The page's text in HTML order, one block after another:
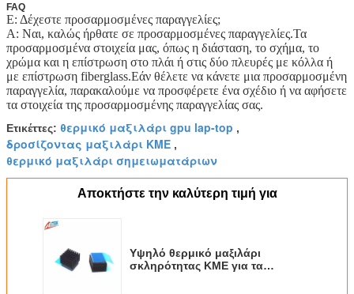
FAQ
Ε: Δέχεστε προσαρμοσμένες παραγγελίες;
Α: Ναι, καλώς ήρθατε σε προσαρμοσμένες παραγγελίες.Τα
προσαρμοσμένα στοιχεία μας, όπως η διάσταση, το σχήμα, το
χρώμα και η επίστρωση στο πλάι ή στις δύο πλευρές με κόλλα ή
με επίστρωση fiberglass.Εάν θέλετε να κάνετε μια προσαρμοσμένη
παραγγελία, παρακαλούμε να προσφέρετε ένα σχέδιο ή να αφήσετε
τα στοιχεία της προσαρμοσμένης παραγγελίας σας.
Ετικέττες: θερμικό μαξιλάρι gpu lap-top ,
δροσίζοντας μαξιλάρι ΚΜΕ ,
θερμικό μαξιλάρι σημειωματάριων
Αποκτήστε την καλύτερη τιμή για
Υψηλό θερμικό μαξιλάρι
σκληρότητας ΚΜΕ για τα